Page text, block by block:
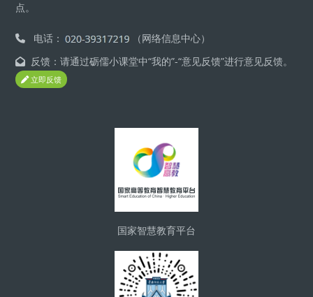
点。
电话：
（网络信息中心）
反馈：请通过砺儒小课堂中“我的”-“意见反馈”进行意见反馈。
立即反馈
国家智慧教育平台